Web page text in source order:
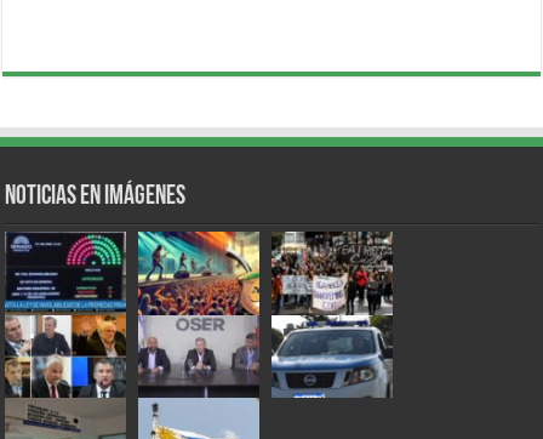
Noticias en Imágenes